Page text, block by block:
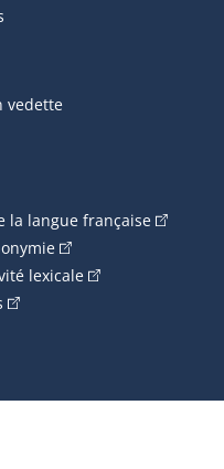
vedette
la langue française(Cet
(Cet hyperlien externe
lexicale(Cet hyperlien
(Cet hyperlien externe